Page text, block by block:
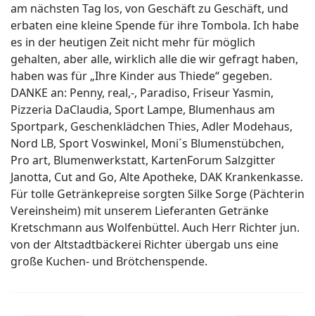
am nächsten Tag los, von Geschäft zu Geschäft, und
erbaten eine kleine Spende für ihre Tombola. Ich habe
es in der heutigen Zeit nicht mehr für möglich
gehalten, aber alle, wirklich alle die wir gefragt haben,
haben was für „Ihre Kinder aus Thiede“ gegeben.
DANKE an: Penny, real,-, Paradiso, Friseur Yasmin,
Pizzeria DaClaudia, Sport Lampe, Blumenhaus am
Sportpark, Geschenklädchen Thies, Adler Modehaus,
Nord LB, Sport Voswinkel, Moni´s Blumenstübchen,
Pro art, Blumenwerkstatt, KartenForum Salzgitter
Janotta, Cut and Go, Alte Apotheke, DAK Krankenkasse.
Für tolle Getränkepreise sorgten Silke Sorge (Pächterin
Vereinsheim) mit unserem Lieferanten Getränke
Kretschmann aus Wolfenbüttel. Auch Herr Richter jun.
von der Altstadtbäckerei Richter übergab uns eine
große Kuchen- und Brötchen­spende.